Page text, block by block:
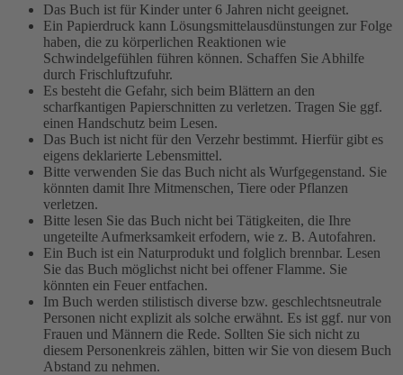
Das Buch ist für Kinder unter 6 Jahren nicht geeignet.
Ein Papierdruck kann Lösungsmittelausdünstungen zur Folge
haben, die zu körperlichen Reaktionen wie
Schwindelgefühlen führen können. Schaffen Sie Abhilfe
durch Frischluftzufuhr.
Es besteht die Gefahr, sich beim Blättern an den
scharfkantigen Papierschnitten zu verletzen. Tragen Sie ggf.
einen Handschutz beim Lesen.
Das Buch ist nicht für den Verzehr bestimmt. Hierfür gibt es
eigens deklarierte Lebensmittel.
Bitte verwenden Sie das Buch nicht als Wurfgegenstand. Sie
könnten damit Ihre Mitmenschen, Tiere oder Pflanzen
verletzen.
Bitte lesen Sie das Buch nicht bei Tätigkeiten, die Ihre
ungeteilte Aufmerksamkeit erfodern, wie z. B. Autofahren.
Ein Buch ist ein Naturprodukt und folglich brennbar. Lesen
Sie das Buch möglichst nicht bei offener Flamme. Sie
könnten ein Feuer entfachen.
Im Buch werden stilistisch diverse bzw. geschlechtsneutrale
Personen nicht explizit als solche erwähnt. Es ist ggf. nur von
Frauen und Männern die Rede. Sollten Sie sich nicht zu
diesem Personenkreis zählen, bitten wir Sie von diesem Buch
Abstand zu nehmen.